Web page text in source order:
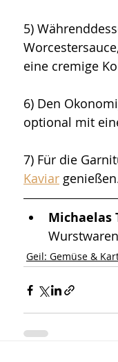
5)
eine cremige
6) Den
optional mit
7) Für die
Kaviar
Michaelas
Geil: Gemüse &